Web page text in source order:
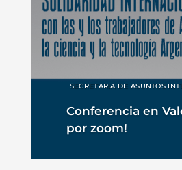
Conferencia en
por zoom!
SECRETARIA DE ASUNTOS